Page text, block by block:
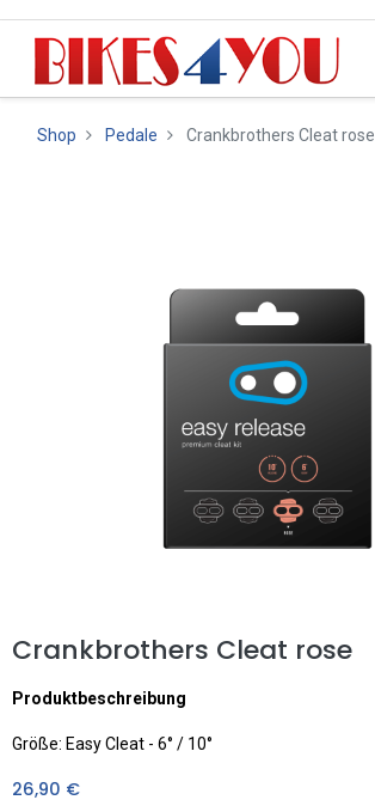
Shop Pedale Crankbrothers Cleat rose
Crankbrothers Cleat rose
Produktbeschreibung
Größe: Easy Cleat - 6° / 10°
26,90 €